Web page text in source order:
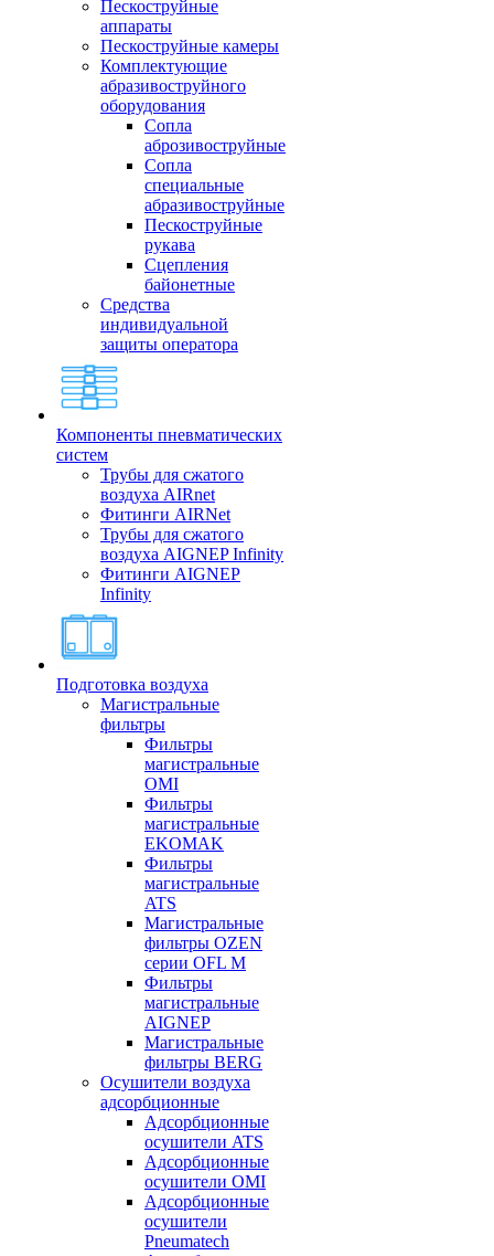
Пескоструйные
аппараты
Пескоструйные камеры
Комплектующие
абразивоструйного
оборудования
Сопла
аброзивоструйные
Сопла
специальные
абразивоструйные
Пескоструйные
рукава
Сцепления
байонетные
Средства
индивидуальной
защиты оператора
Компоненты пневматических
систем
Трубы для сжатого
воздуха AIRnet
Фитинги AIRNet
Трубы для сжатого
воздуха AIGNEP Infinity
Фитинги AIGNEP
Infinity
Подготовка воздуха
Магистральные
фильтры
Фильтры
магистральные
OMI
Фильтры
магистральные
EKOMAK
Фильтры
магистральные
ATS
Магистральные
фильтры OZEN
серии OFL M
Фильтры
магистральные
AIGNEP
Магистральные
фильтры BERG
Осушители воздуха
адсорбционные
Адсорбционные
осушители ATS
Адсорбционные
осушители OMI
Адсорбционные
осушители
Pneumatech